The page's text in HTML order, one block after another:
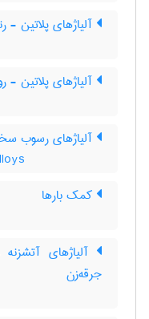
آلیاژهای پلاتین -
آلیاژهای پلاتین -
آلیاژهای رسوب
کمک بارها
آلیاژهای
جرقه‌زن